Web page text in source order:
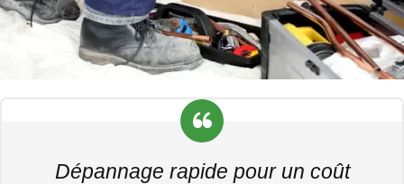
Dépannage rapide pour un coût